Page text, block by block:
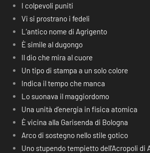
I colpevoli puniti
Vi si prostrano i fedeli
L’antico nome di Agrigento
È simile al dugongo
Il dio che mira al cuore
Un tipo di stampa a un solo colore
Indica il tempo che manca
Lo suonava il maggiordomo
Una unità d’energia in fisica atomica
È vicina alla Garisenda di Bologna
Arco di sostegno nello stile gotico
Uno stupendo tempietto dell’Acropoli di